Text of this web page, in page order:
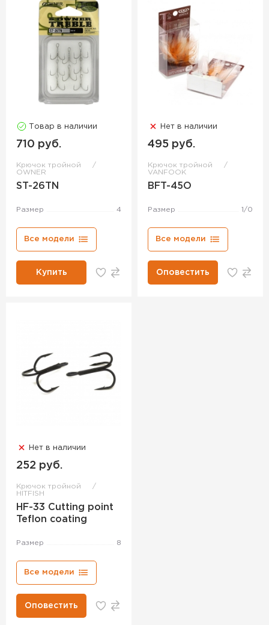
Товар в наличии
710 руб.
Крючок тройной
OWNER
ST-26TN
Размер 4
Все модели
Купить
Нет в наличии
495 руб.
Крючок тройной
VANFOOK
BFT-45O
Размер 1/0
Все модели
Оповестить
Нет в наличии
252 руб.
Крючок тройной
HITFISH
HF-33 Cutting point
Teflon coating
Размер 8
Все модели
Оповестить